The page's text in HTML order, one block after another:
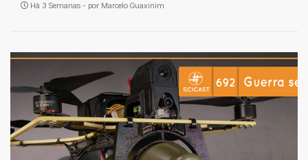
Há 3 Semanas - por Marcelo Guaxinim